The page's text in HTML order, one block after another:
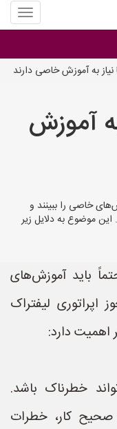
منوی
سایت
یاب
نیاز به آموزش خاصی دارند
آموزش
خاصی را ببینند و
این موضوع به دلایل زیر
باید آموزش‌های
اپراتوری لیفتراک
اهمیت دارد:
خطرناک باشد.
صحیح کار، خطرات